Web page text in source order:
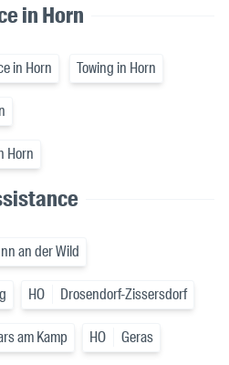
in Horn
in Horn Towing in Horn
Horn
an der Wild
HO Drosendorf-Zissersdorf
am Kamp HO Geras